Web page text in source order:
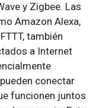
y Zigbee. Las
Amazon Alexa,
también
a Internet
conectar
funcionen juntos